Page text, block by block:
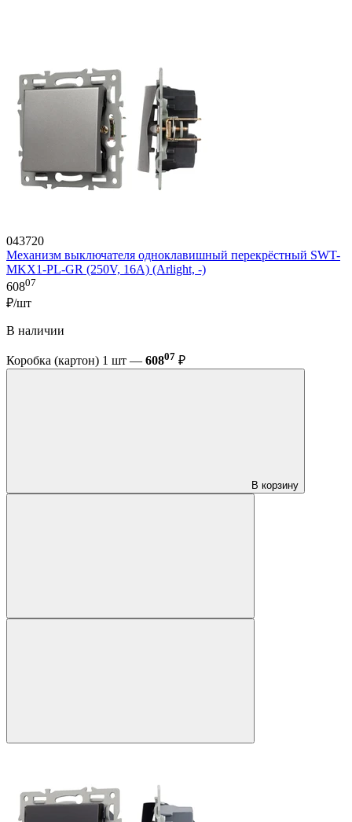
043720
Механизм выключателя одноклавишный перекрёстный SWT-
MKX1-PL-GR (250V, 16A) (Arlight, -)
60807
₽/шт
В наличии
Коробка (картон) 1 шт — 60807 ₽
В корзину